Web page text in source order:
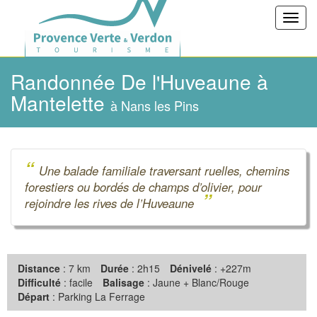
Randonnée De l'Huveaune à
Mantelette à Nans les Pins
“ Une balade familiale traversant ruelles, chemins
forestiers ou bordés de champs d’olivier, pour
rejoindre les rives de l’Huveaune
”
Distance : 7 km Durée : 2h15 Dénivelé : +227m
Difficulté : facile Balisage : Jaune + Blanc/Rouge
Départ : Parking La Ferrage